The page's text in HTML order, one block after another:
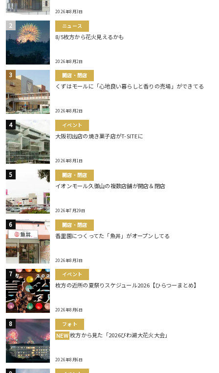
2026年8月3日
ニュース
8/5枚方から花火見えるかも
2026年8月2日
開店・閉店
くずはモールに「心地良い暮らしと香りの売場」ができてる
2026年8月2日
イベント
大阪初出店の焼き菓子店がT-SITEに
2026年8月1日
開店・閉店
イオンモール久御山の複数店舗が開店＆閉店
2026年7月29日
開店・閉店
香里園につくってた「魚丼」がオープンしてる
2026年8月3日
イベント
枚方の近所の夏祭りスケジュール2026【ひらつーまとめ】
2026年8月6日
フォト
NEW 枚方から見た「2026びわ湖大花火大会」
2026年8月6日